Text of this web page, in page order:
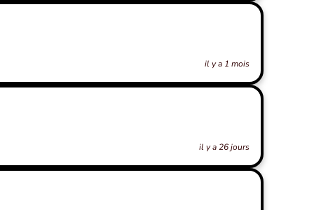
il y a 1 mois
il y a 26 jours